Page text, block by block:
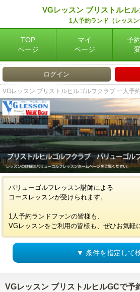
VGレッスン ブリストルヒ
1人予約ランド（レッスン
TOP
ページ
マイ
ページ
予
ログイン
VGレッスン ブリストルヒルゴルフクラブ 一人予
バリューゴルフレッスン講師による
コースレッスンが受けられます。
1人予約ランドファンの皆様も、
VGレッスンをご利用の皆様も、ぜひお気軽
▼ 条件を指定して
VGレッスン ブリストルヒルGCで予